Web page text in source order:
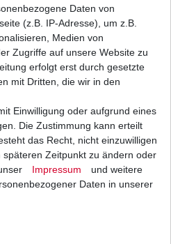
HF137 HF 137
€ 4,63 € *
Suzuki DR 650 SP41 SP42 SP43
SP46 1990-2014
Daten von
(z.B. IP-Adresse), um z.B.
Medien von
Zugriffe auf unsere Website zu
erfolgt erst durch gesetzte
mit Dritten, die wir in den
Einwilligung oder aufgrund eines
Die Zustimmung kann erteilt
das Recht, nicht einzuwilligen
Zeitpunkt zu ändern oder
Impressum
und weitere
Daten in unserer